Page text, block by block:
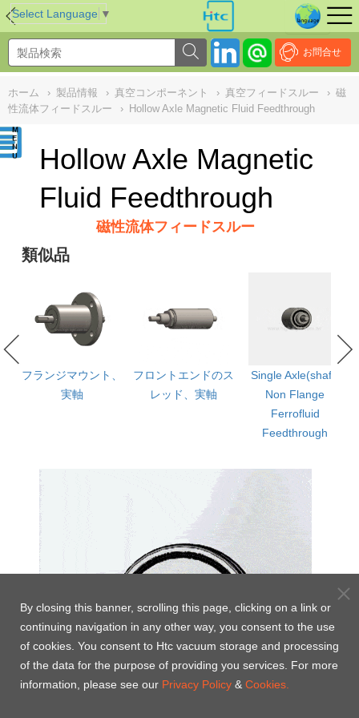
Select Language ▼
お問合せ
ホーム › 製品情報 › 真空コンポーネント › 真空フィードスルー › 磁
性流体フィードスルー
› Hollow Axle Magnetic Fluid Feedthrough
Hollow Axle Magnetic
Fluid Feedthrough
磁性流体フィードスルー
類似品
フランジマウント、
実軸
フロントエンドのス
レッド、実軸
Single Axle(shaft)
Non Flange
Ferrofluid
Feedthrough
NULL
By closing this banner, scrolling this page, clicking on a link or
continuing navigation in any other way, you consent to the use
of cookies. You consent to Htc vacuum storage and processing
of the data for the purpose of providing you services. For more
information, please see our Privacy Policy & Cookies.
//